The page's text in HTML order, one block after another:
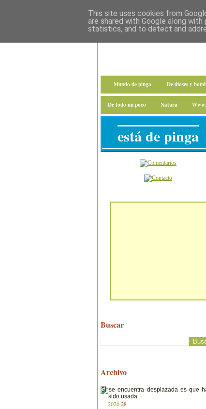
Mundo de pinga De dioses y
De todo un poco Natura
está de pinga
Buscar
Archivo
202628
This site uses cookies from
are shared with Google along
statistics, and to detect and